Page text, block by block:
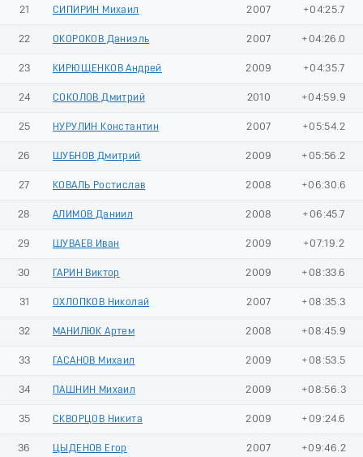
21 СИПИРИН Михаил 2007 +04:25.7
22 ОКОРОКОВ Даниэль 2007 +04:26.0
23 КИРЮЩЕНКОВ Андрей 2009 +04:35.7
24 СОКОЛОВ Дмитрий 2010 +04:59.9
25 НУРУЛИН Константин 2007 +05:54.2
26 ШУБНОВ Дмитрий 2009 +05:56.2
27 КОВАЛЬ Ростислав 2008 +06:30.6
28 АЛИМОВ Даниил 2008 +06:45.7
29 ШУВАЕВ Иван 2009 +07:19.2
30 ГАРИН Виктор 2009 +08:33.6
31 ОХЛОПКОВ Николай 2007 +08:35.3
32 МАНИЛЮК Артем 2008 +08:45.9
33 ГАСАНОВ Михаил 2009 +08:53.5
34 ПАШНИН Михаил 2009 +08:56.3
35 СКВОРЦОВ Никита 2009 +09:24.6
36 ЦЫДЕНОВ Егор 2007 +09:46.2